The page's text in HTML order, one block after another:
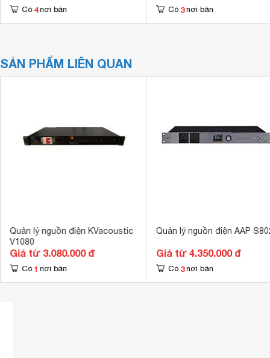
Có 4 nơi bán Có 3 nơi bán
SẢN PHẨM LIÊN QUAN
Quản lý nguồn điện KVacoustic
V1080
Giá từ 3.080.000 đ
Có 1 nơi bán
Quản lý nguồn điện AAP
Giá từ 4.350.000 đ
Có 3 nơi bán